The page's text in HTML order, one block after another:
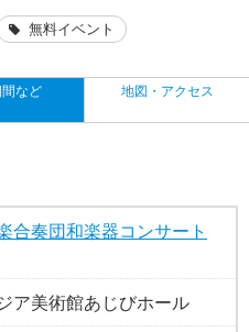
無料イベント
など 地図・アクセス
合奏団和楽器コンサート
ア美術館あじびホール